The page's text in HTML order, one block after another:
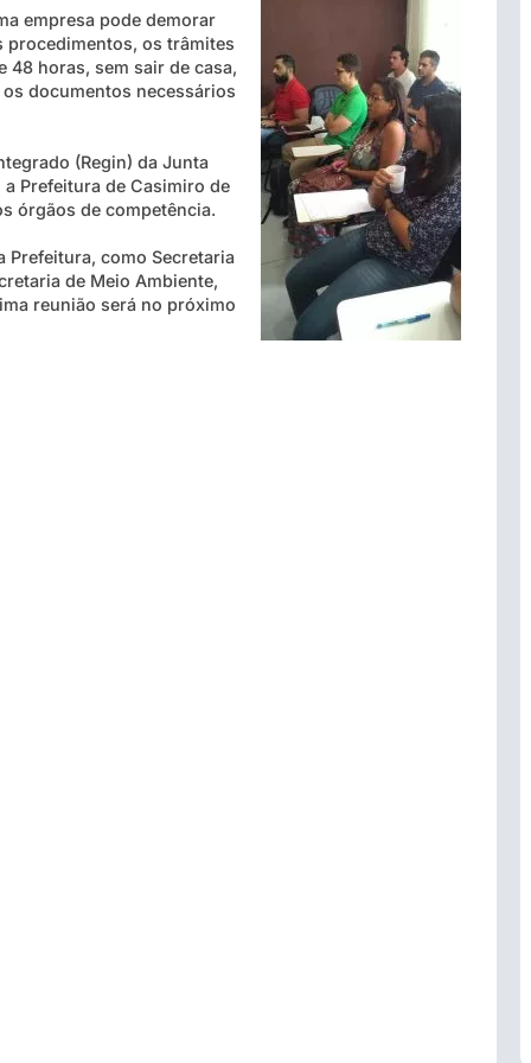
empresa pode demorar
procedimentos, os trâmites
horas, sem sair de casa,
documentos necessários
(Regin) da Junta
Prefeitura de Casimiro de
órgãos de competência.
Prefeitura, como Secretaria
de Meio Ambiente,
reunião será no próximo